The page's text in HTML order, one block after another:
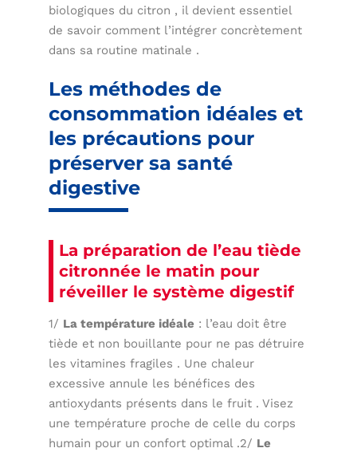
biologiques du citron , il devient essentiel
de savoir comment l’intégrer concrètement
dans sa routine matinale .
Les méthodes de
consommation idéales et
les précautions pour
préserver sa santé
digestive
La préparation de l’eau tiède
citronnée le matin pour
réveiller le système digestif
1/ La température idéale : l’eau doit être
tiède et non bouillante pour ne pas détruire
les vitamines fragiles . Une chaleur
excessive annule les bénéfices des
antioxydants présents dans le fruit . Visez
une température proche de celle du corps
humain pour un confort optimal .2/ Le